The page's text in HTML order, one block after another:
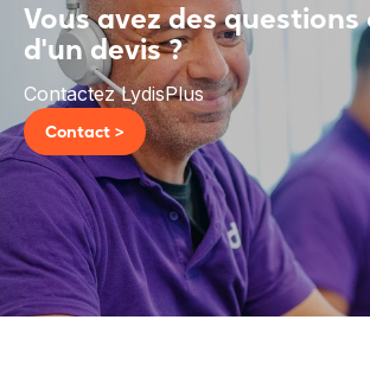
Vous avez des questions
d'un devis ?
Contactez LydisPlus
Contact >